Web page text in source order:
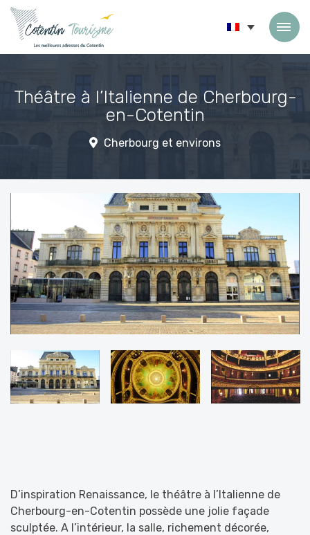
Théâtre à l’Italienne de Cherbourg-
en-Cotentin
Cherbourg et environs
D’inspiration Renaissance, le théâtre à l’Italienne de
Cherbourg-en-Cotentin possède une jolie façade
sculptée. A l’intérieur, la salle, richement décorée,